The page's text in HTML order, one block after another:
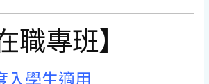
職專班】
入學生適用